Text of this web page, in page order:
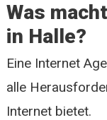
Was
in Halle?
Eine Internet
alle
Internet bietet.